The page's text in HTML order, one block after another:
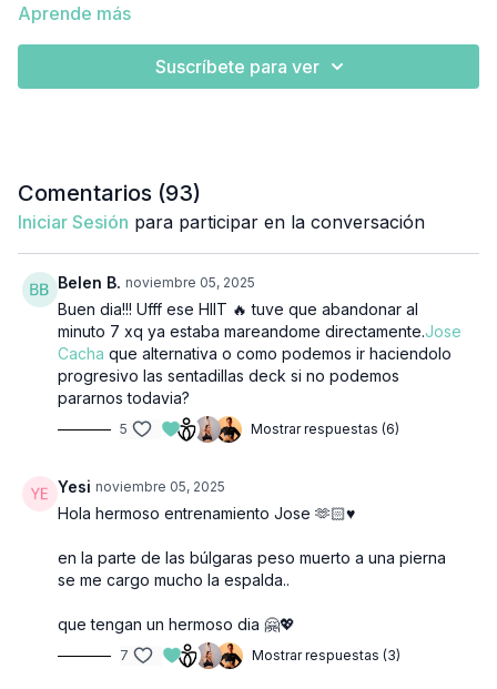
👉🏼 Equipamiento
📋 Materiales incluidos:
💪🏽Gym
Aprende más
Suscríbete para ver
Comentarios (93)
Iniciar Sesión para participar en la conversación
Belen B. noviembre 05, 2025
Buen dia!!! Ufff ese HIIT 🔥 tuve que abandonar al
minuto 7 xq ya estaba mareandome directamente.Jose
Cacha que alternativa o como podemos ir haciendolo
progresivo las sentadillas deck si no podemos
pararnos todavia?
5 Mostrar respuestas (6)
Yesi noviembre 05, 2025
Hola hermoso entrenamiento Jose 🫶🏻♥️
en la parte de las búlgaras peso muerto a una pierna
se me cargo mucho la espalda..
que tengan un hermoso dia 🤗💖
7 Mostrar respuestas (3)